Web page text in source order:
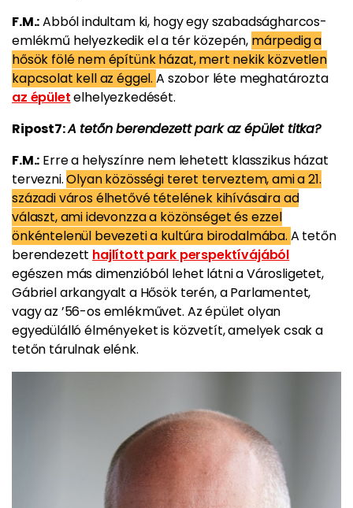
F.M.:Abból indultam ki, hogy egy szabadságharcos-
emlékmű helyezkedik el a tér közepén, márpedig a
hősök fölé nem építünk házat, mert nekik közvetlen
kapcsolat kell az éggel. A szobor léte meghatározta
az épületelhelyezkedését.
Ripost7:A tetőn berendezett park az épület titka?
F.M.: Erre a helyszínre nem lehetett klasszikus házat
tervezni.Olyan közösségi teret terveztem, ami a 21.
századi város élhetővé tételének kihívásaira ad
választ, ami idevonzza a közönséget és ezzel
önkéntelenül bevezeti a kultúra birodalmába. A tetőn
berendezett hajlított park perspektívájából
egészen más dimenzióból lehet látni a Városligetet,
Gábriel arkangyalt a Hősök terén, a Parlamentet,
vagy az ’56-os emlékművet. Az épület olyan
egyedülálló élményeket is közvetít, amelyek csak a
tetőn tárulnak elénk.